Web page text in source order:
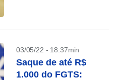
03/05/22 - 18:37min
Saque de até R$
1.000 do FGTS: